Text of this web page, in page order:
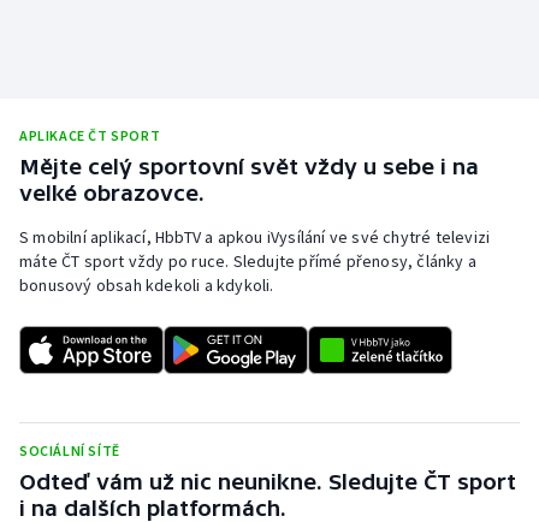
APLIKACE ČT SPORT
Mějte celý sportovní svět vždy u sebe i na
velké obrazovce.
S mobilní aplikací, HbbTV a apkou iVysílání ve své chytré televizi
máte ČT sport vždy po ruce. Sledujte přímé přenosy, články a
bonusový obsah kdekoli a kdykoli.
SOCIÁLNÍ SÍTĚ
Odteď vám už nic neunikne. Sledujte ČT sport
i na dalších platformách.